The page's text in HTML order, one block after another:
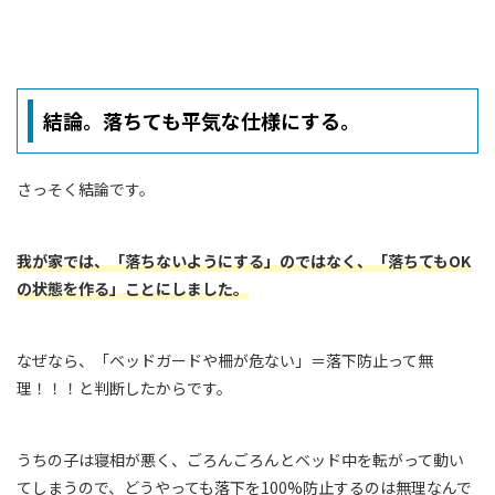
結論。落ちても平気な仕様にする。
さっそく結論です。
我が家では、「落ちないようにする」のではなく、「落ちてもOK
の状態を作る」ことにしました。
なぜなら、「ベッドガードや柵が危ない」＝落下防止って無
理！！！と判断したからです。
うちの子は寝相が悪く、ごろんごろんとベッド中を転がって動い
てしまうので、どうやっても落下を100%防止するのは無理なんで